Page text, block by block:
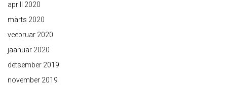
aprill 2020
märts 2020
veebruar 2020
jaanuar 2020
detsember 2019
november 2019